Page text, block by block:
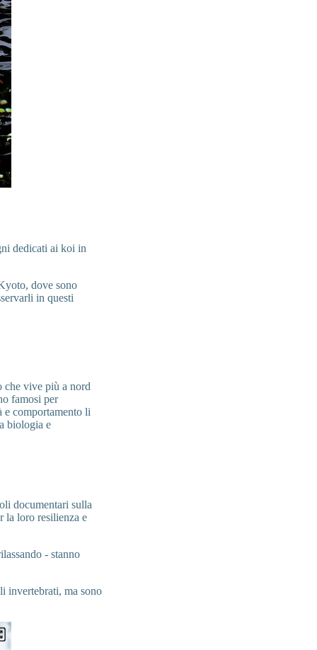
dedicati ai koi in
dove sono
in questi
che vive più a nord
famosi per
e comportamento li
biologia e
documentari sulla
la loro resilienza e
- stanno
invertebrati, ma sono